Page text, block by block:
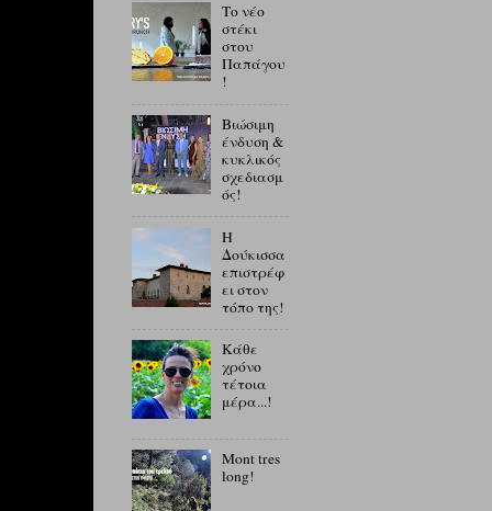
Το νέο
στέκι
στου
Παπάγου
!
Βιώσιμη
ένδυση &
κυκλικός
σχεδιασμ
ός!
Η
Δούκισσα
επιστρέφ
ει στον
τόπο της!
Κάθε
χρόνο
τέτοια
μέρα...!
Mont tres
long!